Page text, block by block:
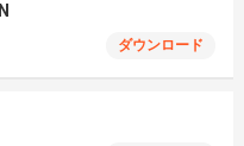
ダウンロード